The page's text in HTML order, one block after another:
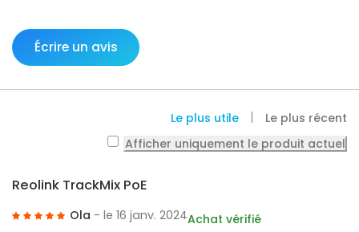
Écrire un avis
Le plus utile
Le plus récent
Afficher uniquement le produit actuel
Reolink TrackMix PoE
Ola - le 16 janv. 2024Achat vérifié